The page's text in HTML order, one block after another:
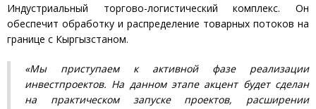
Индустриальный торгово-логистический комплекс. Он
обеспечит обработку и распределение товарных потоков на
границе с Кыргызстаном.
«Мы приступаем к активной фазе реализации
инвестпроектов. На данном этапе акцент будет сделан
на практическом запуске проектов, расширении